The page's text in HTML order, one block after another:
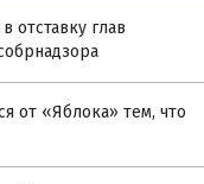
отставку глав
от «Яблока» тем, что